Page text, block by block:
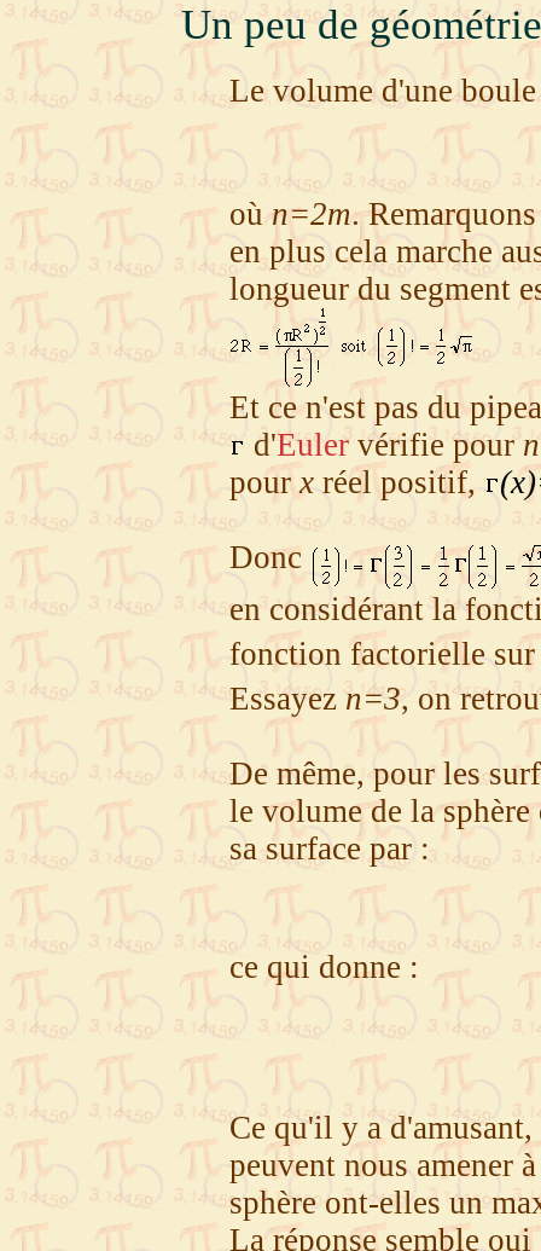
Un peu de géométrie
Le volume d'une
oùn=2m.
en plus cela marche
longueur du segment
Et ce n'est pas du
d'Eulervérifie pourn
pourx réel positif,
Donc
en considérant la
fonction factorielle
Essayez n=3, on
De même, pour les
le volume de la
sa surface par :
ce qui donne :
Ce qu'il y a
peuvent nous amener
sphère ont-elles un
La réponse semble